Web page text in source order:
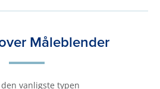
Måleblender
vanligste typen